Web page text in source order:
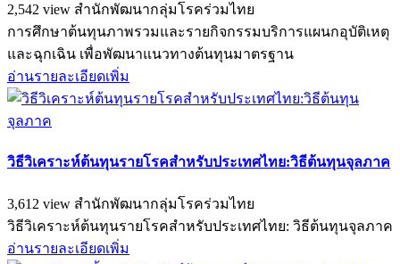
2,542 view สำนักพัฒนากลุ่มโรคร่วมไทย
การศึกษาต้นทุนภาพรวมและรายกิจกรรมบริการแผนกอุบัติเหตุ
และฉุกเฉิน เพื่อพัฒนาแนวทางต้นทุนมาตรฐาน
อ่านรายละเอียดเพิ่ม
วิธีวิเคราะห์ต้นทุนรายโรคสำหรับประเทศไทย:วิธีต้นทุนจุลภาค
3,612 view สำนักพัฒนากลุ่มโรคร่วมไทย
วิธีวิเคราะห์ต้นทุนรายโรคสำหรับประเทศไทย: วิธีต้นทุนจุลภาค
อ่านรายละเอียดเพิ่ม